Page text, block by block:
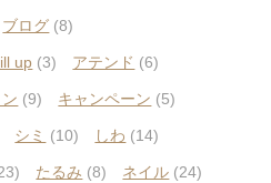
ブログ (8)
up (3) アテンド (6)
(9) キャンペーン (5)
シミ (10) しわ (14)
たるみ (8) ネイル (24)